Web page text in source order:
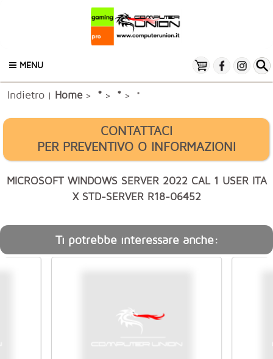
MENU
Indietro | Home> * > * > *
CONTATTACI
PER PREVENTIVO O INFORMAZIONI
MICROSOFT WINDOWS SERVER 2022 CAL 1 USER ITA
X STD-SERVER R18-06452
Ti potrebbe interessare anche: